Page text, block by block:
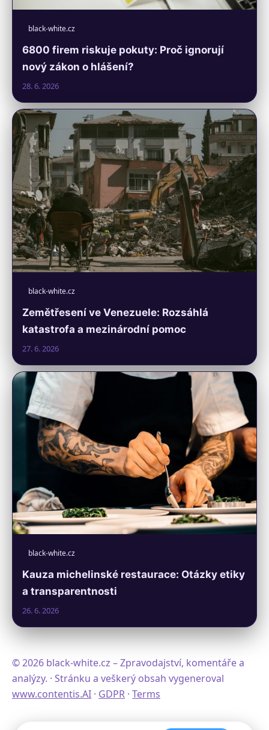
black-white.cz
6800 firem riskuje pokuty: Proč ignorují
nový zákon o hlášení?
28. 6. 2026
black-white.cz
Zemětřesení ve Venezuele: Rozsáhlá
katastrofa a mezinárodní pomoc
27. 6. 2026
black-white.cz
Kauza michelinské restaurace: Otázky etiky
a transparentnosti
26. 6. 2026
© 2026 black-white.cz – Zpravodajství, komentáře a
analýzy. · Stránku a veškerý obsah vygeneroval
www.contentis.AI · GDPR · Terms